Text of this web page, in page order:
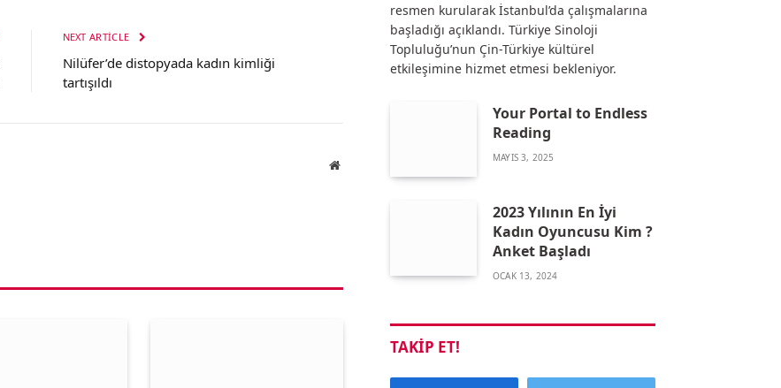
NEXT ARTICLE
Nilüfer’de distopyada kadın kimliği
tartışıldı
Website
resmen kurularak İstanbul’da çalışmalarına
başladığı açıklandı. Türkiye Sinoloji
Topluluğu’nun Çin-Türkiye kültürel
etkileşimine hizmet etmesi bekleniyor.
Your Portal to Endless
Reading
MAYIS 3, 2025
2023 Yılının En İyi
Kadın Oyuncusu Kim ?
Anket Başladı
OCAK 13, 2024
TAKIP ET!